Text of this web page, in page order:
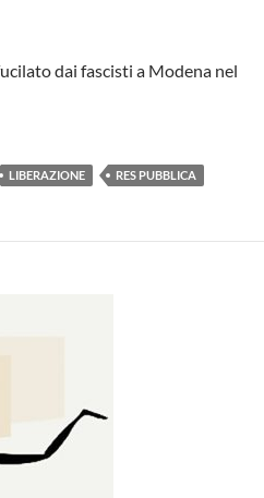
dai fascisti a Modena nel
LIBERAZIONE RES PUBBLICA